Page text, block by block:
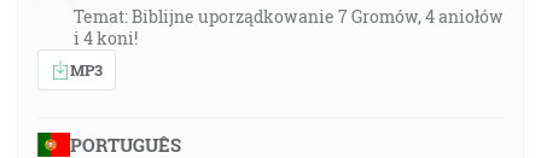
Temat: Biblijne uporządkowanie 7 Gromów, 4 aniołów
i 4 koni!
MP3
PORTUGUÊS